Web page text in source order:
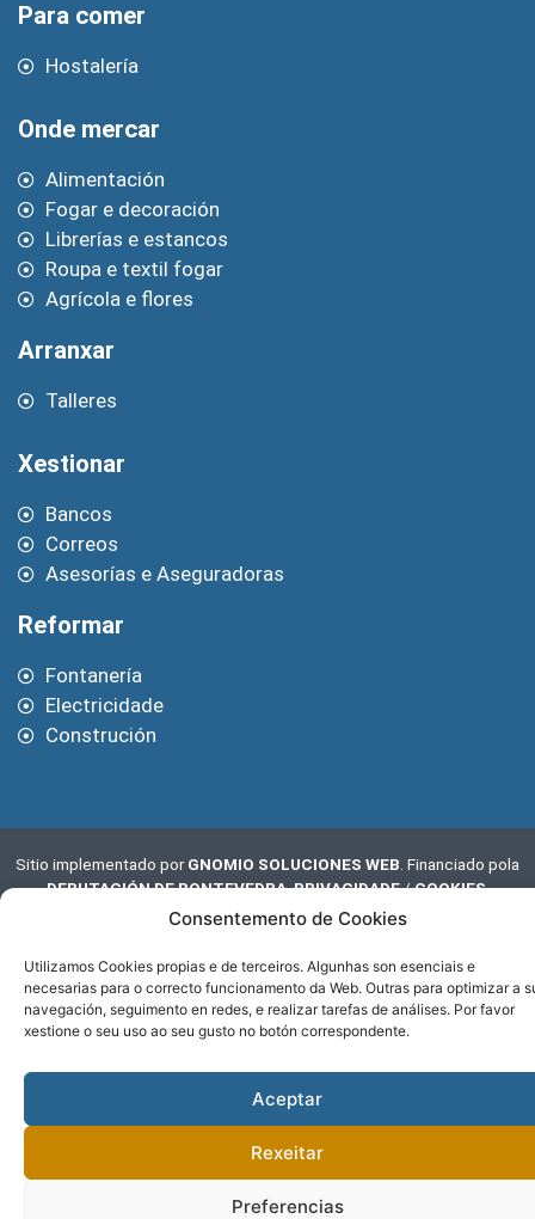
Consentemento de Cookies
Utilizamos Cookies propias e de terceiros. Algunhas son esenciais e
necesarias para o correcto funcionamento da Web. Outras para optimizar a
navegación, seguimento en redes, e realizar tarefas de análises. Por favor
xestione o seu uso ao seu gusto no botón correspondente.
Aceptar
Rexeitar
Preferencias
Para comer
Hostalería
Onde mercar
Alimentación
Fogar e decoración
Librerías e estancos
Roupa e textil fogar
Agrícola e flores
Arranxar
Talleres
Xestionar
Bancos
Correos
Asesorías e Aseguradoras
Reformar
Fontanería
Electricidade
Construción
Sitio implementado porGNOMIO SOLUCIONES WEB . Financiado pola
DEPUTACIÓN DE PONTEVEDRA.PRIVACIDADE/COOKIES.